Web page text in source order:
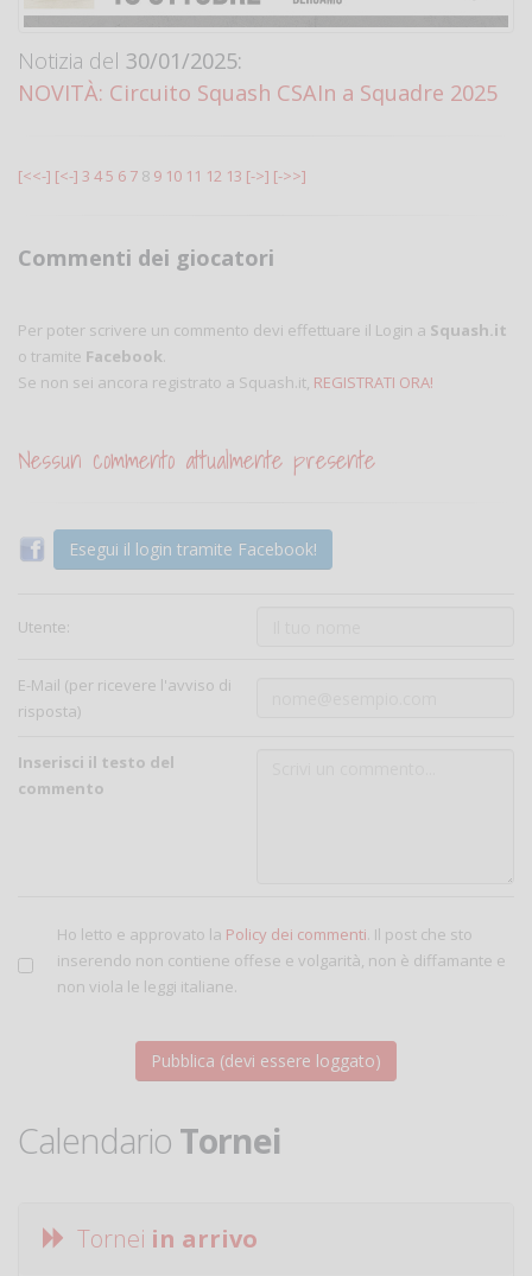
Notizia del 30/01/2025:
NOVITÀ: Circuito Squash CSAIn a Squadre 2025
[<<-] [<-] 3 45 6 7 8 9 10 11 12 13 [->] [->>]
Commenti dei giocatori
Per poter scrivere un commento devi effettuare il Login a Squash.it
o tramite Facebook.
Se non sei ancora registrato a Squash.it, REGISTRATI ORA!
Nessun commento attualmente presente
Esegui il login tramite Facebook!
Utente:
E-Mail (per ricevere l'avviso di
risposta)
Inserisci il testo del
commento
Ho letto e approvato la Policy dei commenti. Il post che sto
inserendo non contiene offese e volgarità, non è diffamante e
non viola le leggi italiane.
Calendario Tornei
Tornei in arrivo